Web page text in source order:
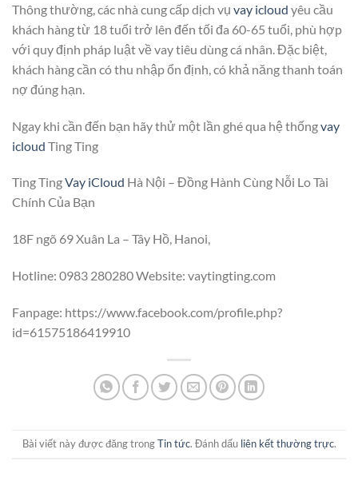
Thông thường, các nhà cung cấp dịch vụ vay icloud yêu cầu
khách hàng từ 18 tuổi trở lên đến tối đa 60-65 tuổi, phù hợp
với quy định pháp luật về vay tiêu dùng cá nhân. Đặc biệt,
khách hàng cần có thu nhập ổn định, có khả năng thanh toán
nợ đúng hạn.
Ngay khi cần đến bạn hãy thử một lần ghé qua hệ thốngvay
icloud Ting Ting
Ting TingVay iCloud Hà Nội – Đồng Hành Cùng Nỗi Lo Tài
Chính Của Bạn
18F ngõ 69 Xuân La – Tây Hồ, Hanoi,
Hotline: 0983 280280 Website: vaytingting.com
Fanpage: https://www.facebook.com/profile.php?
id=61575186419910
Bài viết này được đăng trongTin tức. Đánh dấu liên kết thường trực.